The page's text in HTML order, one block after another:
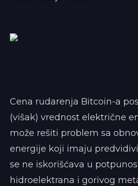
Cena rudarenja Bitcoin-a
(višak) vrednost električne
može rešiti problem sa
energije koji imaju
se ne iskorišćava u
hidroelektrana i gorivog